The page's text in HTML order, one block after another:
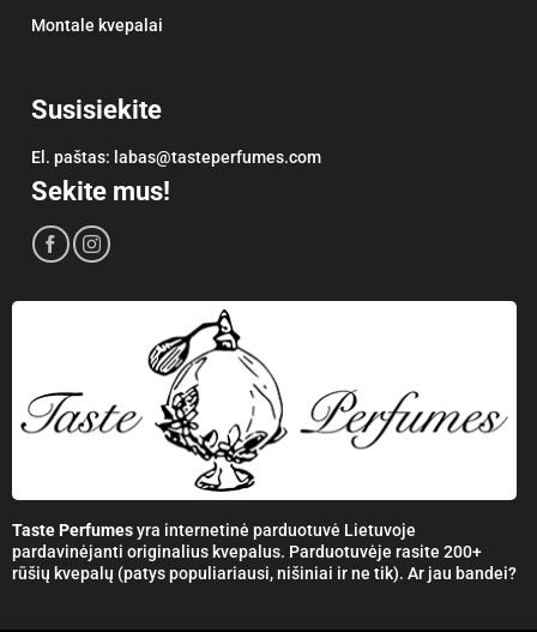
Montale kvepalai
Susisiekite
El. paštas: labas@tasteperfumes.com
Sekite mus!
Taste Perfumesyra internetinė parduotuvė Lietuvoje
pardavinėjanti originalius kvepalus. Parduotuvėje rasite 200+
rūšių kvepalų (patys populiariausi, nišiniai ir ne tik). Ar jau bandei?